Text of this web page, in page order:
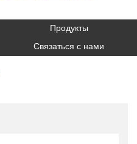
Продукты
Связаться с нами